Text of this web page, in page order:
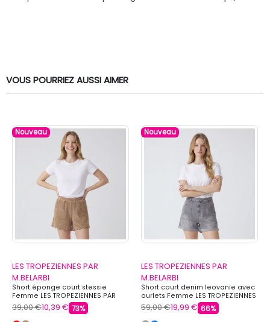
VOUS POURRIEZ AUSSI AIMER
Nouveau
LES TROPEZIENNES PAR
M.BELARBI
Short éponge court stessie
Femme LES TROPEZIENNES PAR
M.BELARBI
39,00 €10,39 € 73%
Nouveau
LES TROPEZIENNES PAR
M.BELARBI
Short court denim leovanie avec
ourlets Femme LES TROPEZIENNES
PAR M.BELARBI
59,00 €19,99 € 66%